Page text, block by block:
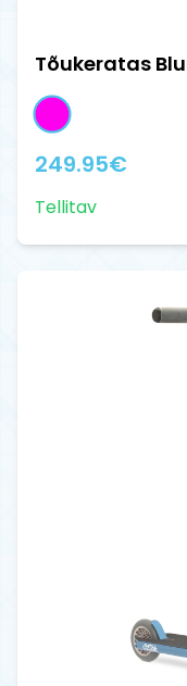
Tõukeratas
249.95€
Tellitav